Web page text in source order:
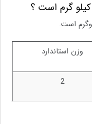
وزن استاندارد
2